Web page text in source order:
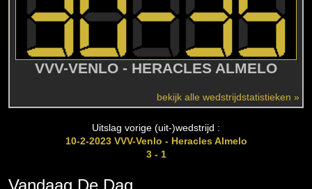
VVV-VENLO - HERACLES ALMELO
bekijk alle wedstrijdstatistieken »
Uitslag vorige (uit-)wedstrijd :
10-2-2023 VVV-Venlo - Heracles Almelo
3 - 1